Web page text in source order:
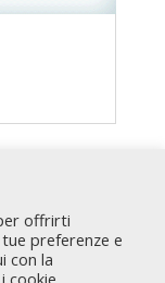
offrirti
preferenze e
con la
cookie.